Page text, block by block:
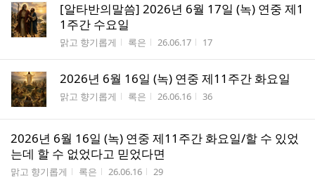
[알타반의말씀] 2026년 6월 17일 (녹) 연중 제1
1주간 수요일
게시판명
맑고 향기롭게 작성자
록은 작성시간
26.06.17 조회수
17
2026년 6월 16일 (녹) 연중 제11주간 화요일
게시판명
맑고 향기롭게 작성자
록은 작성시간
26.06.16 조회수
36
2026년 6월 16일 (녹) 연중 제11주간 화요일/할 수 있었
는데 할 수 없었다고 믿었다면
게시판명
맑고 향기롭게 작성자
록은 작성시간
26.06.16 조회수
29